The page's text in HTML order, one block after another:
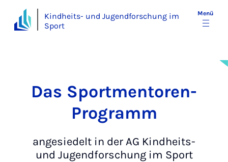
Kindheits- und Jugendforschung im
Sport
Menü
Das Sportmentoren-
Programm
angesiedelt in der AG Kindheits-
und Jugendforschung im Sport